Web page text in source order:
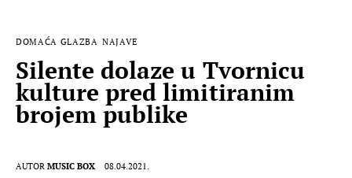
MUSIC BOX
DOMAĆA GLAZBA NAJAVE
Silente dolaze u Tvornicu
kulture pred limitiranim
brojem publike
AUTOR MUSIC BOX 08.04.2021.